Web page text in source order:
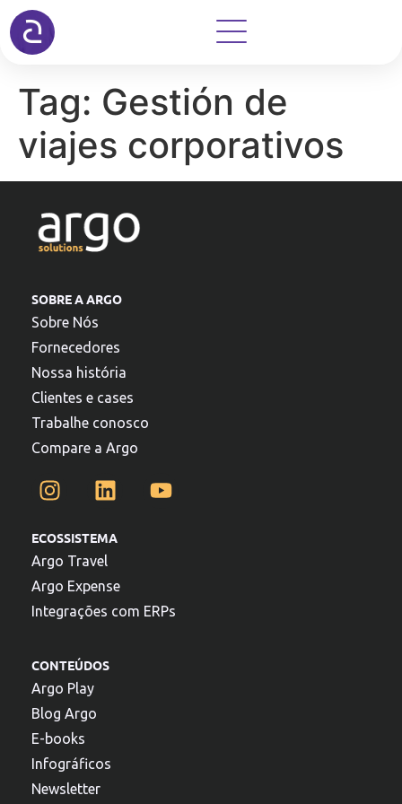
Tag: Gestión de
viajes corporativos
SOBRE A ARGO
Sobre Nós
Fornecedores
Nossa história
Clientes e cases
Trabalhe conosco
Compare a Argo
ECOSSISTEMA
Argo Travel
Argo Expense
Integrações com ERPs
CONTEÚDOS
Argo Play
Blog Argo
E-books
Infográficos
Newsletter